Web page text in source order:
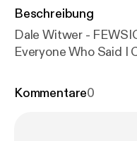
Beschreibung
Dale Witwer -
Everyone Who Said I
Kommentare0